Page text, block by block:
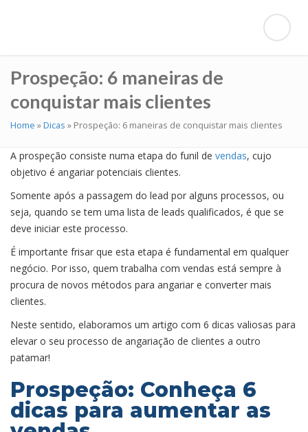
Prospeção: 6 maneiras de
conquistar mais clientes
Home »Dicas » Prospeção: 6 maneiras de conquistar mais clientes
A prospeção consiste numa etapa do funil de vendas, cujo
objetivo é angariar potenciais clientes.
Somente após a passagem do lead por alguns processos, ou
seja, quando se tem uma lista de leads qualificados, é que se
deve iniciar este processo.
É importante frisar que esta etapa é fundamental em qualquer
negócio. Por isso, quem trabalha com vendas está sempre à
procura de novos métodos para angariar e converter mais
clientes.
Neste sentido, elaboramos um artigo com 6 dicas valiosas para
elevar o seu processo de angariação de clientes a outro
patamar!
Prospeção: Conheça 6
dicas para aumentar as